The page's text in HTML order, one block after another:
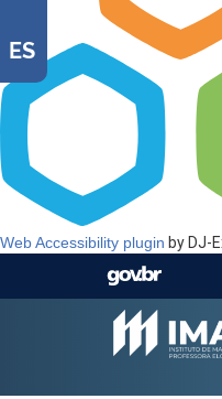
Web Accessibility plugin by DJ-
ES